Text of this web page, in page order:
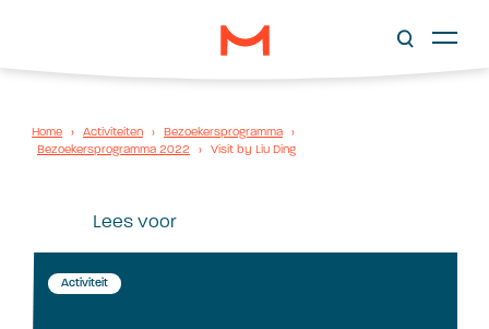
Home › Activiteiten › Bezoekersprogramma
›
Bezoekersprogramma 2022
› Visit by Liu Ding
Lees voor
Activiteit